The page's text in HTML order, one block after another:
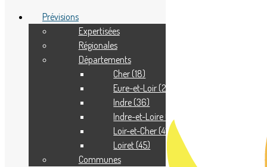
Adhérer
Pourquoi adhérer ?
Prévisions
Expertisées
Régionales
Départements
Cher (18)
Eure-et-Loir (28)
Indre (36)
Indre-et-Loire (37)
Loir-et-Cher (41)
Loiret (45)
Communes